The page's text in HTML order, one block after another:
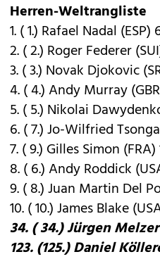
Herren-Weltrangliste
1. ( 1.) Rafael Nadal
2. ( 2.) Roger Federer
3. ( 3.) Novak Djokovic
4. ( 4.) Andy Murray
5. ( 5.) Nikolai
6. ( 7.) Jo-Wilfried
7. ( 9.) Gilles Simon (FRA)
8. ( 6.) Andy Roddick
9. ( 8.) Juan Martin Del
10. ( 10.) James Blake
34. ( 34.) Jürgen
123. (125.) Daniel